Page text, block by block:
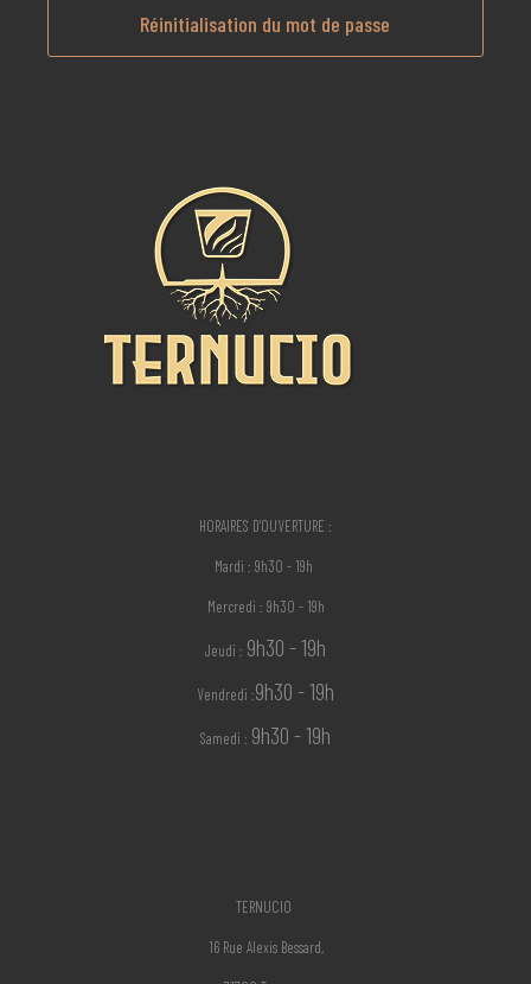
Réinitialisation du mot de passe
HORAIRES D'OUVERTURE :
Mardi : 9h30 - 19h
Mercredi : 9h30 - 19h
Jeudi : 9h30 - 19h
Vendredi :9h30 - 19h
Samedi : 9h30 - 19h
TERNUCIO
16 Rue Alexis Bessard,